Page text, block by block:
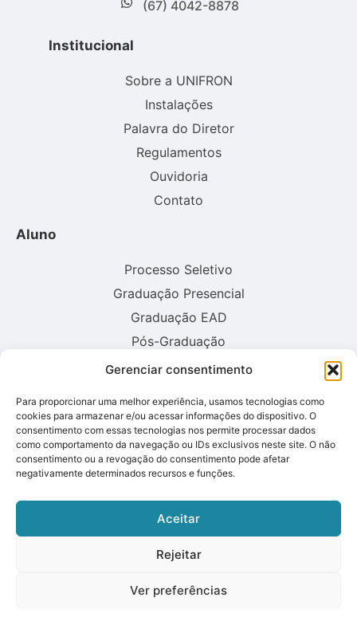
Gerenciar consentimento
Para proporcionar uma melhor experiência, usamos tecnologias como
cookies para armazenar e/ou acessar informações do dispositivo. O
consentimento com essas tecnologias nos permite processar dados
como comportamento da navegação ou IDs exclusivos neste site. O não
consentimento ou a revogação do consentimento pode afetar
negativamente determinados recursos e funções.
Aceitar
Rejeitar
Ver preferências
(67) 4042-8878
Institucional
Sobre a UNIFRON
Instalações
Palavra do Diretor
Regulamentos
Ouvidoria
Contato
Aluno
Processo Seletivo
Graduação Presencial
Graduação EAD
Pós-Graduação
Consulte aqui o cadastro da instituição no sistema E-MEC: